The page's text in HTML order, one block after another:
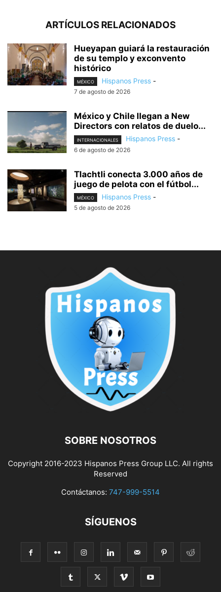
ARTÍCULOS RELACIONADOS
Hueyapan guiará la restauración
de su templo y exconvento
histórico
MÉXICO Hispanos Press -
7 de agosto de 2026
México y Chile llegan a New
Directors con relatos de duelo...
INTERNACIONALES Hispanos Press -
6 de agosto de 2026
Tlachtli conecta 3.000 años de
juego de pelota con el fútbol...
MÉXICO Hispanos Press -
5 de agosto de 2026
SOBRE NOSOTROS
Copyright 2016-2023 Hispanos Press Group LLC. All rights
Reserved
Contáctanos: 747-999-5514
SÍGUENOS